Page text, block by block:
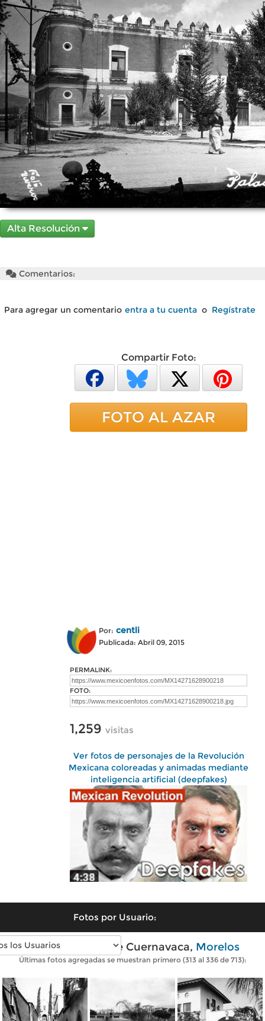
Alta Resolución
Comentarios:
Para agregar un comentario entra a tu cuenta o Regístrate
Compartir Foto:
FOTO AL AZAR
Por: centli
Publicada: Abril 09, 2015
PERMALINK:
FOTO:
1,259 visitas
Ver fotos de personajes de la Revolución
Mexicana coloreadas y animadas mediante
inteligencia artificial (deepfakes)
Fotos por Usuario:
Fotos antiguas de Cuernavaca, Morelos
Últimas fotos agregadas se muestran primero (313 al 336 de 713):